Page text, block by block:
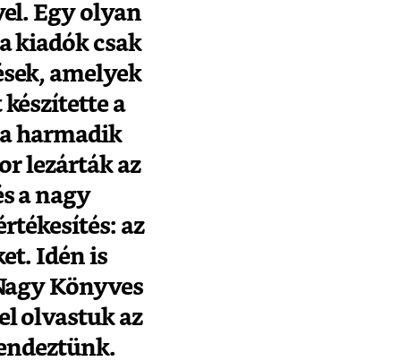
Egy olyan
kiadók csak
amelyek
a
harmadik
lezárták az
a nagy
az
Idén is
Könyves
olvastuk az